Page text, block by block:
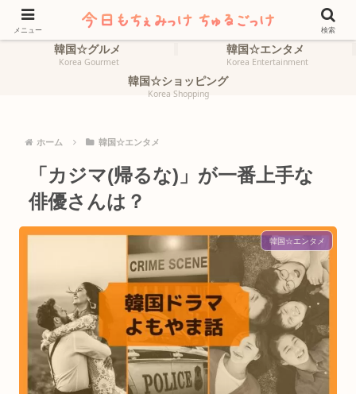
ホーム
HOME
韓国☆旅行
韓国☆グルメ
Korea Gourmet
韓国☆エンタメ
Korea Entertainment
韓国☆ショッピング
Korea Shopping
ホーム 韓国☆エンタメ
「カジマ(帰るな)」が一番上手な
俳優さんは？
韓国☆エンタメ
メニュー 検索